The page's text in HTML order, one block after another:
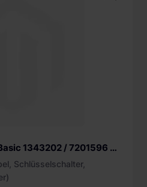
Mennekes AMTRON Basic 1343202 / 7201596 B-Ware
Schlüsselschalter,